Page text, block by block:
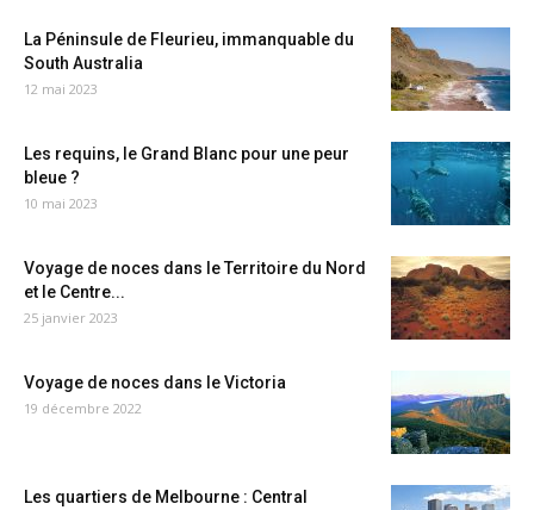
La Péninsule de Fleurieu, immanquable du
South Australia
12 mai 2023
Les requins, le Grand Blanc pour une peur
bleue ?
10 mai 2023
Voyage de noces dans le Territoire du Nord
et le Centre...
25 janvier 2023
Voyage de noces dans le Victoria
19 décembre 2022
Les quartiers de Melbourne : Central